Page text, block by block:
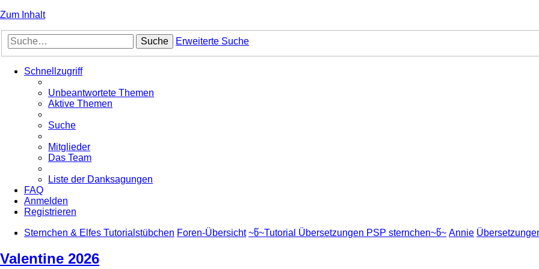
Zum Inhalt
Suche Erweiterte Suche
Schnellzugriff
Unbeantwortete Themen
Aktive Themen
Suche
Mitglieder
Das Team
Liste der Danksagungen
FAQ
Anmelden
Registrieren
Sternchen & Elfes Tutorialstübchen Foren-Übersicht ~წ~Tutorial Übersetzungen PSP sternchen~წ~ Annie
Valentine 2026